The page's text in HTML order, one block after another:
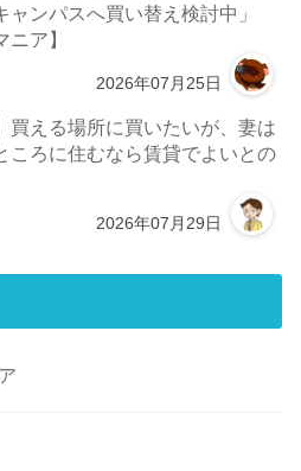
ャンパスへ買い替え検討中」
ニア】
2026年07月25日
買える場所に買いたいが、妻は
ころに住むなら賃貸でよいとの
2026年07月29日